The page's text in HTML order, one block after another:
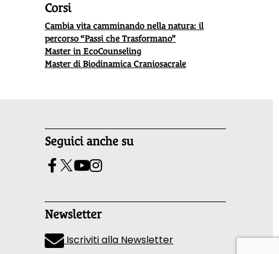
Corsi
Cambia vita camminando nella natura: il
percorso “Passi che Trasformano”
Master in EcoCounseling
Master di Biodinamica Craniosacrale
Seguici anche su
Newsletter
Iscriviti alla Newsletter